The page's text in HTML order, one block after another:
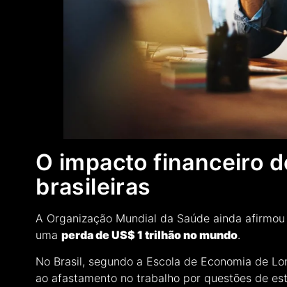
O impacto financeiro
brasileiras
A Organização Mundial da Saúde ainda
umaperda de US$ 1 trilhão no mundo.
No Brasil, segundo a Escola de Economia de
ao afastamento no trabalho por questões de